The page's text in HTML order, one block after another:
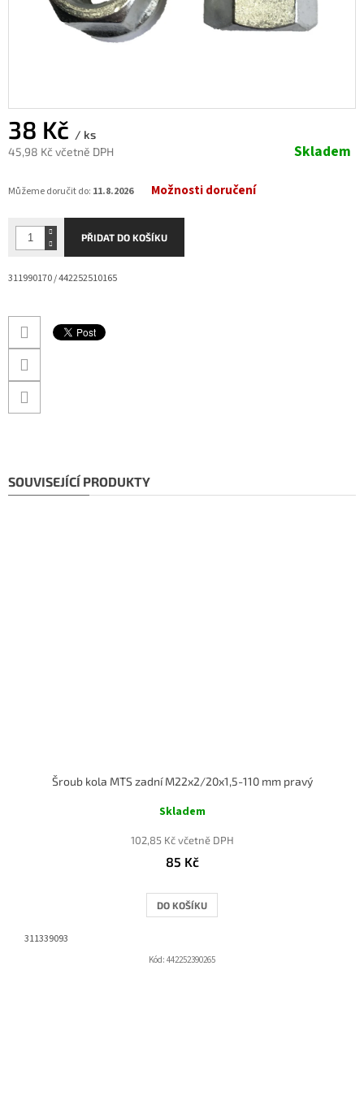
38 Kč / ks
45,98 Kč včetně DPH
cena:
Skladem
Můžeme doručit do: 11.8.2026 Možnosti doručení
PŘIDAT DO KOŠÍKU
311990170 / 442252510165
SOUVISEJÍCÍ PRODUKTY
Šroub kola MTS zadní M22x2/20x1,5-110 mm pravý
Skladem
102,85 Kč včetně DPH
85 Kč
DO KOŠÍKU
311339093
Kód: 442252390265